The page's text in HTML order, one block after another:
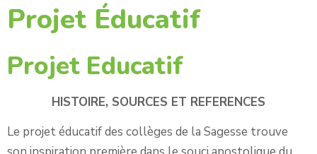
Projet Éducatif
Projet Educatif
HISTOIRE, SOURCES ET REFERENCES
Le projet éducatif des collèges de la Sagesse trouve